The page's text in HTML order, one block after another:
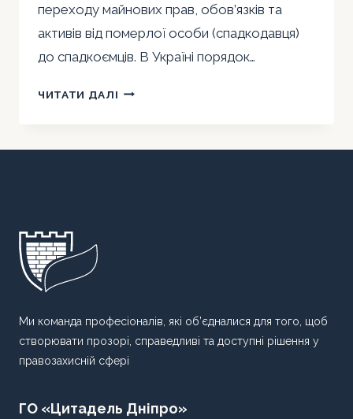
переходу майнових прав, обов’язків та
активів від померлої особи (спадкодавця)
до спадкоємців. В Україні порядок…
ЧИТАТИ ДАЛІ ЯК
СПАДЩИНУ
Ми команда професіоналів, які об’єдналися для того, щоб
створювати прозорі, справедливі та доступні рішення у
правозахисній сфері
ГО «Цитадель Дніпро»